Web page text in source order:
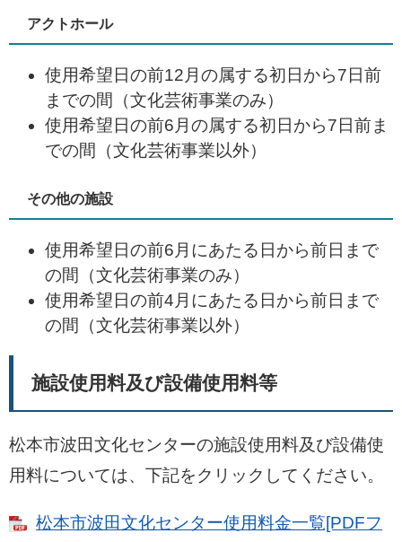
アクトホール
使用希望日の前12月の属する初日から7日前
までの間（文化芸術事業のみ）
使用希望日の前6月の属する初日から7日前ま
での間（文化芸術事業以外）
その他の施設
使用希望日の前6月にあたる日から前日まで
の間（文化芸術事業のみ）
使用希望日の前4月にあたる日から前日まで
の間（文化芸術事業以外）
施設使用料及び設備使用料等
松本市波田文化センターの施設使用料及び設備使
用料については、下記をクリックしてください。
松本市波田文化センター使用料金一覧[PDFフ